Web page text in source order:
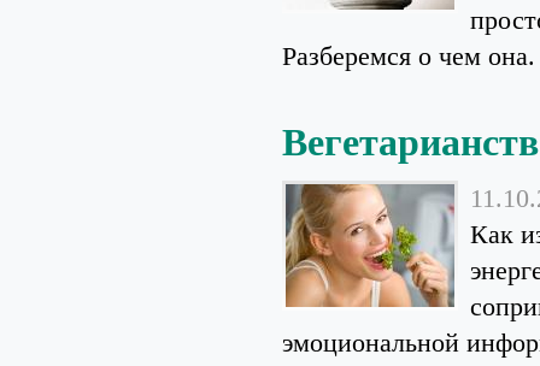
Разберемся о чем
Как
эмоциональной